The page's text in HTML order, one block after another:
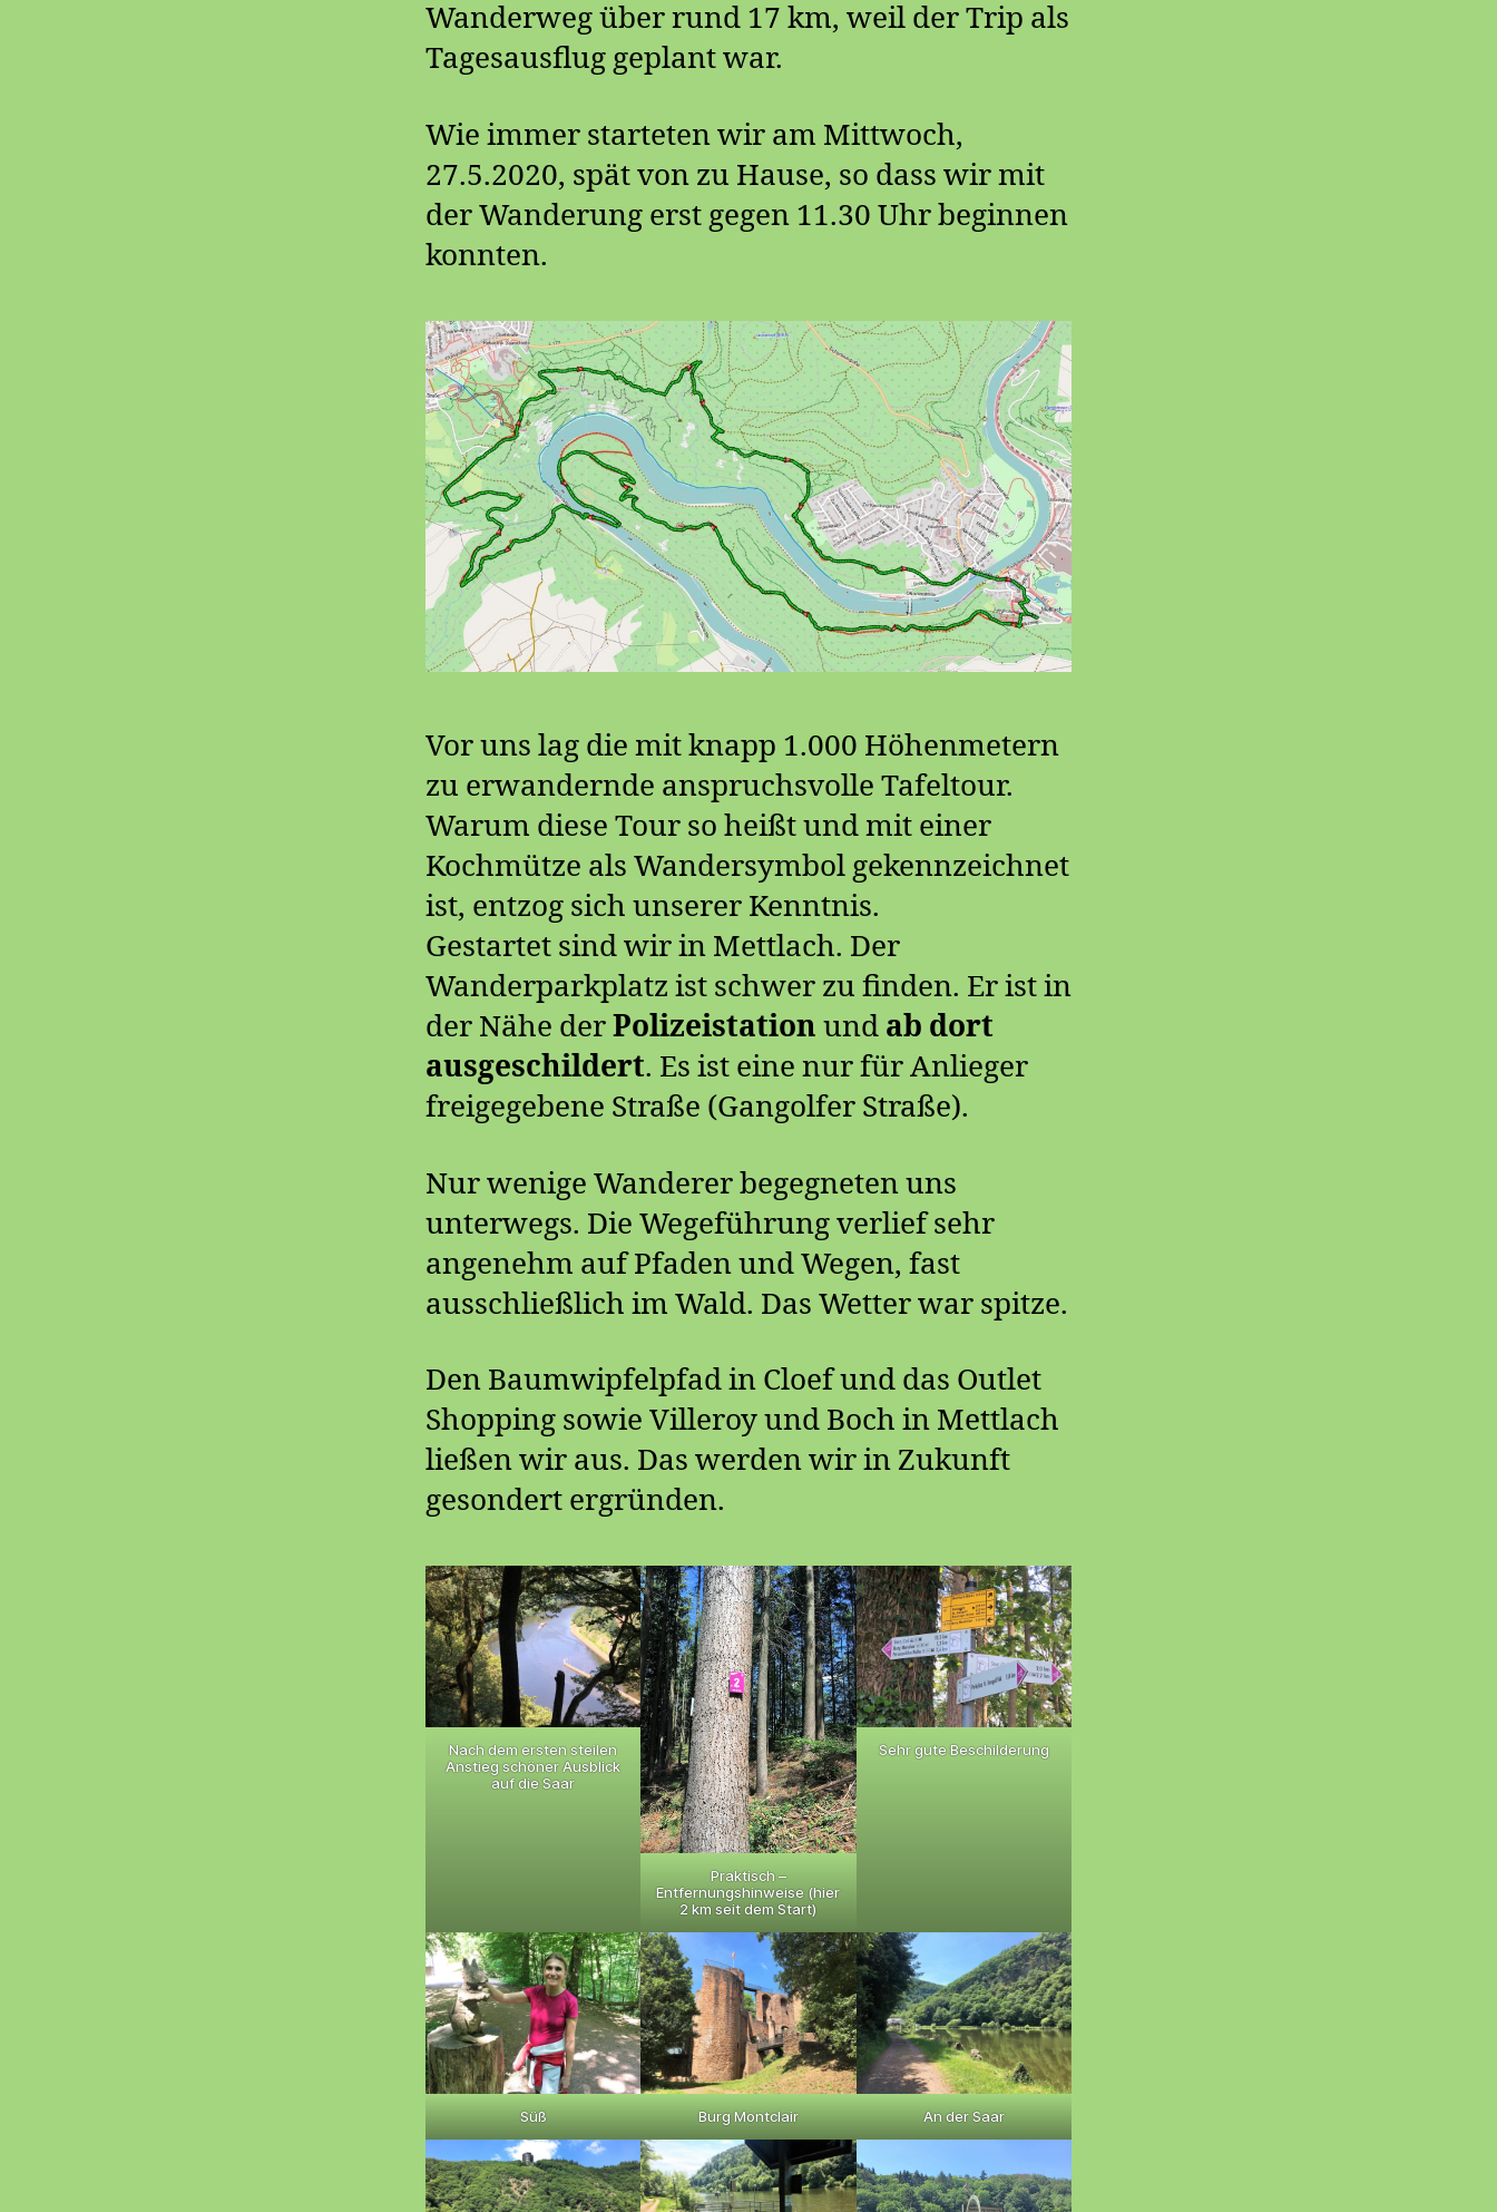
Wanderweg über rund 17 km, weil der Trip als
Tagesausflug geplant war.
Wie immer starteten wir am Mittwoch,
27.5.2020, spät von zu Hause, so dass wir mit
der Wanderung erst gegen 11.30 Uhr beginnen
konnten.
Vor uns lag die mit knapp 1.000 Höhenmetern
zu erwandernde anspruchsvolle Tafeltour.
Warum diese Tour so heißt und mit einer
Kochmütze als Wandersymbol gekennzeichnet
ist, entzog sich unserer Kenntnis.
Gestartet sind wir in Mettlach. Der
Wanderparkplatz ist schwer zu finden. Er ist in
der Nähe derPolizeistation und ab dort
ausgeschildert. Es ist eine nur für Anlieger
freigegebene Straße (Gangolfer Straße).
Nur wenige Wanderer begegneten uns
unterwegs. Die Wegeführung verlief sehr
angenehm auf Pfaden und Wegen, fast
ausschließlich im Wald. Das Wetter war spitze.
Den Baumwipfelpfad in Cloef und das Outlet
Shopping sowie Villeroy und Boch in Mettlach
ließen wir aus. Das werden wir in Zukunft
gesondert ergründen.
Nach dem ersten steilen
Anstieg schöner Ausblick
auf die Saar
Praktisch –
Entfernungshinweise (hier
2 km seit dem Start)
Sehr gute Beschilderung
Süß Burg Montclair An der Saar